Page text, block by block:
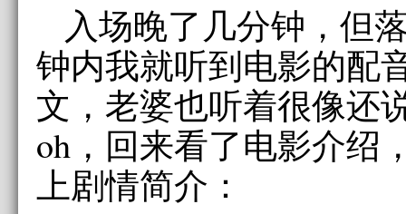
入场晚了几分钟，但
钟内我就听到电影的配
文，老婆也听着很像还
oh，回来看了电影介绍
上剧情简介：